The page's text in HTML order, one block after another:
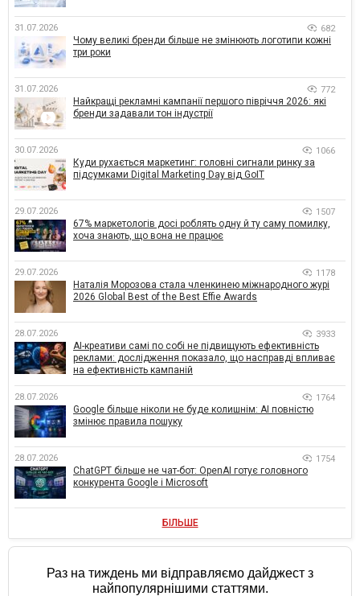
31.07.2026 682
Чому великі бренди більше не змінюють логотипи кожні
три роки
31.07.2026 772
Найкращі рекламні кампанії першого півріччя 2026: які
бренди задавали тон індустрії
30.07.2026 1066
Куди рухається маркетинг: головні сигнали ринку за
підсумками Digital Marketing Day від GoIT
29.07.2026 1507
67% маркетологів досі роблять одну й ту саму помилку,
хоча знають, що вона не працює
29.07.2026 1178
Наталія Морозова стала членкинею міжнародного журі
2026 Global Best of the Best Effie Awards
28.07.2026 3933
AI-креативи самі по собі не підвищують ефективність
реклами: дослідження показало, що насправді впливає
на ефективність кампаній
28.07.2026 1764
Google більше ніколи не буде колишнім: AI повністю
змінює правила пошуку
28.07.2026 1754
ChatGPT більше не чат-бот: OpenAI готує головного
конкурента Google і Microsoft
БІЛЬШЕ
Раз на тиждень ми відправляємо дайджест з
найпопулярнішими статтями.